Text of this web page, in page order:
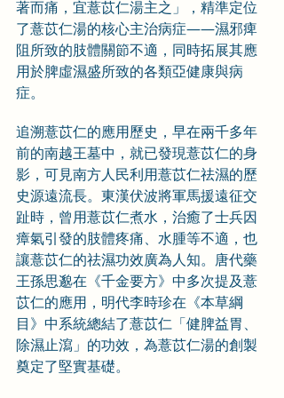
著而痛，宜薏苡仁湯主之」，精準定位
了薏苡仁湯的核心主治病症——濕邪痺
阻所致的肢體關節不適，同時拓展其應
用於脾虛濕盛所致的各類亞健康與病
症。
追溯薏苡仁的應用歷史，早在兩千多年
前的南越王墓中，就已發現薏苡仁的身
影，可見南方人民利用薏苡仁祛濕的歷
史源遠流長。東漢伏波將軍馬援遠征交
趾時，曾用薏苡仁煮水，治癒了士兵因
瘴氣引發的肢體疼痛、水腫等不適，也
讓薏苡仁的祛濕功效廣為人知。唐代藥
王孫思邈在《千金要方》中多次提及薏
苡仁的應用，明代李時珍在《本草綱
目》中系統總結了薏苡仁「健脾益胃、
除濕止瀉」的功效，為薏苡仁湯的創製
奠定了堅實基礎。